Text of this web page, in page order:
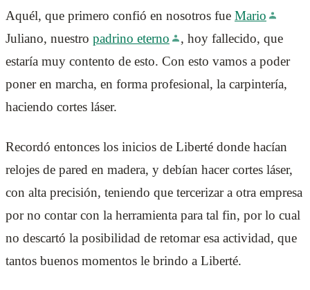
Aquél, que primero confió en nosotros fue Mario
Juliano, nuestro padrino eterno
, hoy fallecido, que
estaría muy contento de esto. Con esto vamos a poder
poner en marcha, en forma profesional, la carpintería,
haciendo cortes láser.
Recordó entonces los inicios de Liberté donde hacían
relojes de pared en madera, y debían hacer cortes láser,
con alta precisión, teniendo que tercerizar a otra empresa
por no contar con la herramienta para tal fin, por lo cual
no descartó la posibilidad de retomar esa actividad, que
tantos buenos momentos le brindo a Liberté.